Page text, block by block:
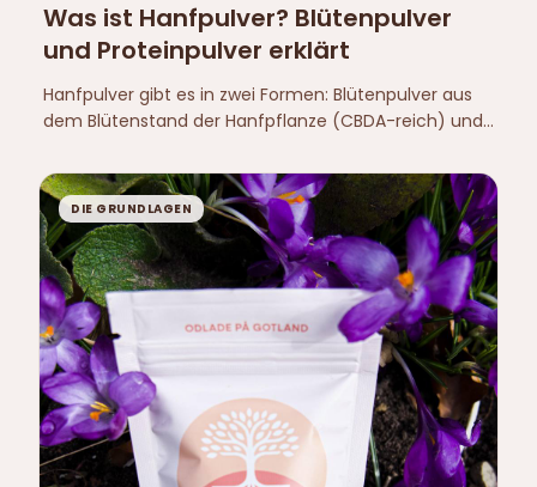
Was ist Hanfpulver? Blütenpulver
und Proteinpulver erklärt
Hanfpulver gibt es in zwei Formen: Blütenpulver aus
dem Blütenstand der Hanfpflanze (CBDA-reich) und
unterscheiden sie sich — Inhalt, Herkunft und
Verwendung.
DIE GRUNDLAGEN